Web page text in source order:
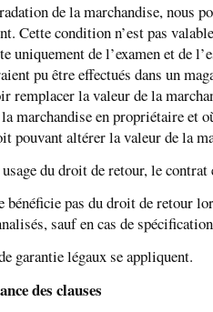
de la marchandise, nous
Cette condition n’est pas
uniquement de l’examen et de
pu être effectués dans un
remplacer la valeur de la
marchandise en propriétaire et
pouvant altérer la valeur de la
du droit de retour, le contrat
bénéficie pas du droit de retour
sauf en cas de
garantie légaux se appliquent.
des clauses